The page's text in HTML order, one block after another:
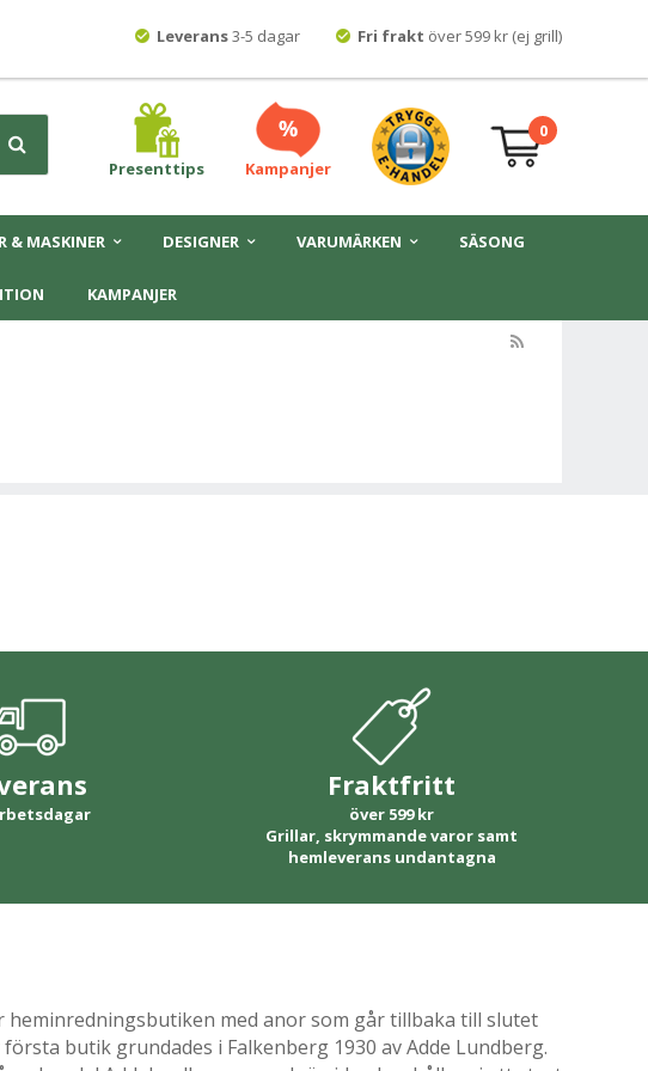
Leverans3-5 dagar Fri frakt över 599 kr (ej grill)
Presenttips Kampanjer
0
& MASKINER DESIGNER VARUMÄRKEN SÄSONG
KAMPANJER
Fraktfritt
över 599 kr
Grillar, skrymmande varor samt
hemleverans undantagna
heminredningsbutiken med anor som går tillbaka till slutet
butik grundades i Falkenberg 1930 av Adde Lundberg.